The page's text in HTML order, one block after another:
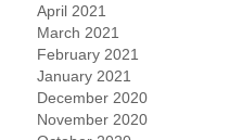
April 2021
March 2021
February 2021
January 2021
December 2020
November 2020